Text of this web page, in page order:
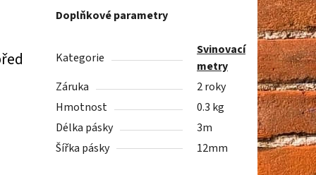
Doplňkové parametry
Kategorie
Svinovací
metry
Záruka
2 roky
Hmotnost
0.3 kg
Délka pásky
3m
Šířka pásky
12mm